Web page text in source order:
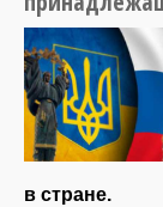
в стране.